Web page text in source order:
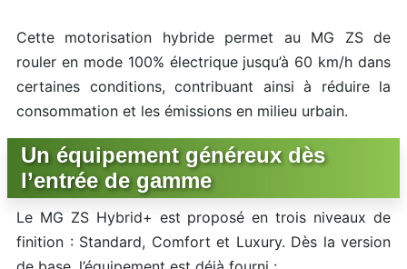
Cette motorisation hybride permet au MG ZS de
rouler en mode 100% électrique jusqu’à 60 km/h dans
certaines conditions, contribuant ainsi à réduire la
consommation et les émissions en milieu urbain.
Un équipement généreux dès
l’entrée de gamme
Le MG ZS Hybrid+ est proposé en trois niveaux de
finition : Standard, Comfort et Luxury. Dès la version